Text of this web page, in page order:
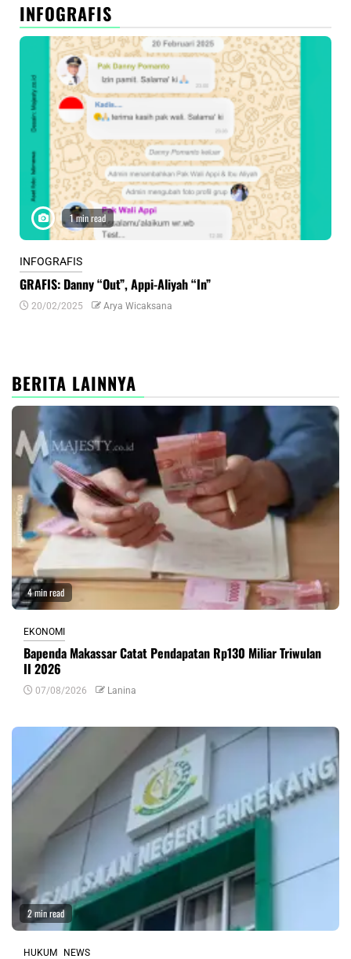
INFOGRAFIS
1 min read
INFOGRAFIS
GRAFIS: Danny “Out”, Appi-Aliyah “In”
20/02/2025 Arya Wicaksana
BERITA LAINNYA
4 min read
EKONOMI
Bapenda Makassar Catat Pendapatan Rp130 Miliar Triwulan
II 2026
07/08/2026 Lanina
2 min read
HUKUM NEWS